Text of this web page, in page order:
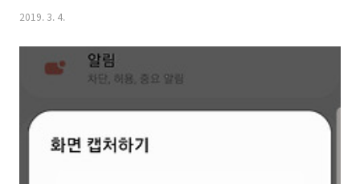
니다. 3. 지문 화면에서 지문 추가를 탭합니다. 4. 지문 등록은 여러번 수
다.
2019. 3. 4.